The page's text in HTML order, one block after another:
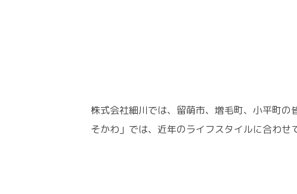
株式会社細川では、留萌市、増毛町、小平町
そかわ」では、近年のライフスタイルに合わせ